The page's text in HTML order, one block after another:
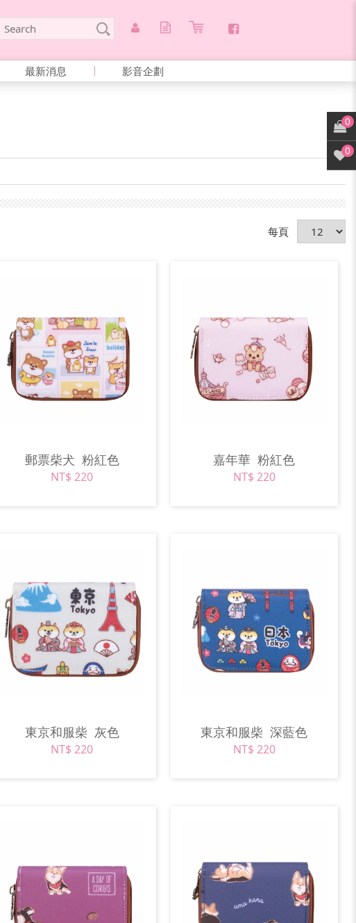
最新消息 影音企劃
每頁
郵票柴犬 粉紅色
NT$ 220
嘉年華粉紅色
NT$ 220
東京和服柴 灰色
NT$ 220
東京和服柴深藍色
NT$ 220
0
0